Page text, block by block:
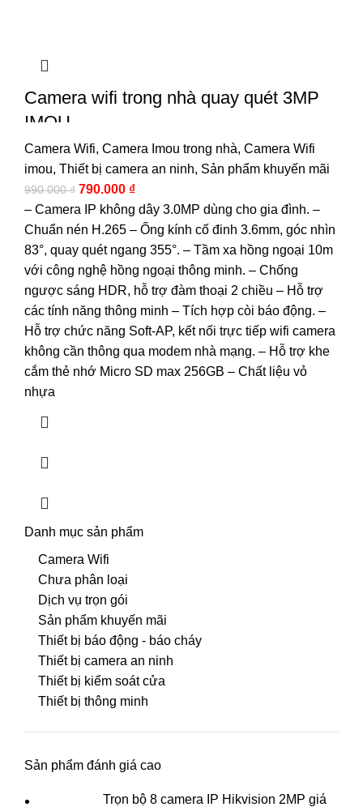
Camera wifi trong nhà quay quét 3MP
IMOU
Camera Wifi, Camera Imou trong nhà, Camera Wifi
imou, Thiết bị camera an ninh, Sản phẩm khuyến mãi
990.000₫ 790.000 ₫
– Camera IP không dây 3.0MP dùng cho gia đình. –
Chuẩn nén H.265 – Ống kính cố đinh 3.6mm, góc nhìn
83°, quay quét ngang 355°. – Tầm xa hồng ngoại 10m
với công nghệ hồng ngoại thông minh. – Chống
ngược sáng HDR, hỗ trợ đàm thoại 2 chiều – Hỗ trợ
các tính năng thông minh – Tích hợp còi báo động. –
Hỗ trợ chức năng Soft-AP, kết nối trực tiếp wifi camera
không cần thông qua modem nhà mạng. – Hỗ trợ khe
cắm thẻ nhớ Micro SD max 256GB – Chất liệu vỏ
nhựa
Danh mục sản phẩm
Camera Wifi
Chưa phân loại
Dịch vụ trọn gói
Sản phẩm khuyến mãi
Thiết bị báo động - báo cháy
Thiết bị camera an ninh
Thiết bị kiểm soát cửa
Thiết bị thông minh
Sản phẩm đánh giá cao
Trọn bộ 8 camera IP Hikvision 2MP giá